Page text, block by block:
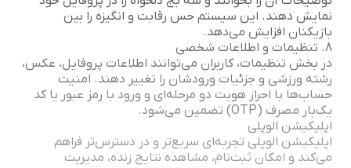
نمایش دهند. این سیستم حس رقابت و انگیزه را بین
بازیکنان افزایش می‌دهد.
8. تنظیمات و اطلاعات شخصی
در بخش تنظیمات، کاربران می‌توانند اطلاعات پروفایل، عکس،
رشته ورزشی و جزئیات ورودشان را تغییر دهند. امنیت
حساب‌ها با احراز هویت دو مرحله‌ای و ورود با رمز عبور یا کد
یک‌بار مصرف (OTP) تضمین می‌شود.
اپلیکیشن الوپلی
اپلیکیشن الوپلی تجربه‌ای سریع‌تر و در دسترس‌تر فراهم
می‌کند و امکان ثبت‌نام، مشاهده نتایج زنده، مدیریت